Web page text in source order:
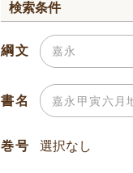
検索条件
綱文
書名
巻号